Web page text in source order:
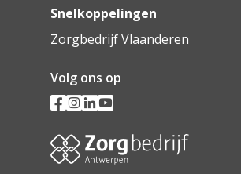
Snelkoppelingen
Zorgbedrijf Vlaanderen
Volg ons op